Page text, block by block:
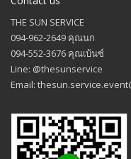
THE SUN SERVICE
094-962-2649 คุณนก
094-552-3676 คุณเบ้นซ์
Line: @thesunservice
Email: